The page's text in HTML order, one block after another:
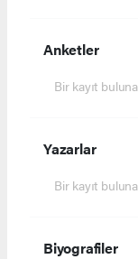
Anketler
Bir kayıt
Yazarlar
Bir kayıt
Biyografiler